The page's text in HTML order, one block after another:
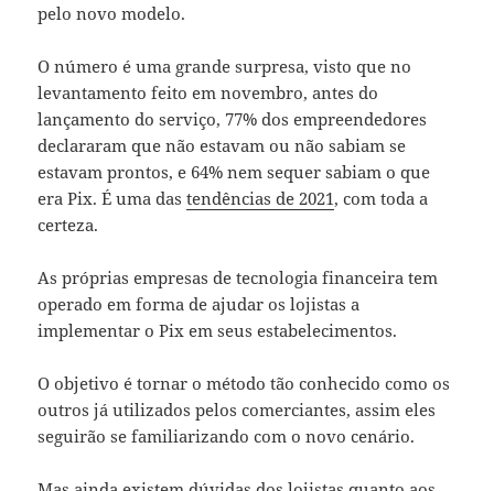
pelo novo modelo.
O número é uma grande surpresa, visto que no
levantamento feito em novembro, antes do
lançamento do serviço, 77% dos empreendedores
declararam que não estavam ou não sabiam se
estavam prontos, e 64% nem sequer sabiam o que
era Pix. É uma dastendências de 2021, com toda a
certeza.
As próprias empresas de tecnologia financeira tem
operado em forma de ajudar os lojistas a
implementar o Pix em seus estabelecimentos.
O objetivo é tornar o método tão conhecido como os
outros já utilizados pelos comerciantes, assim eles
seguirão se familiarizando com o novo cenário.